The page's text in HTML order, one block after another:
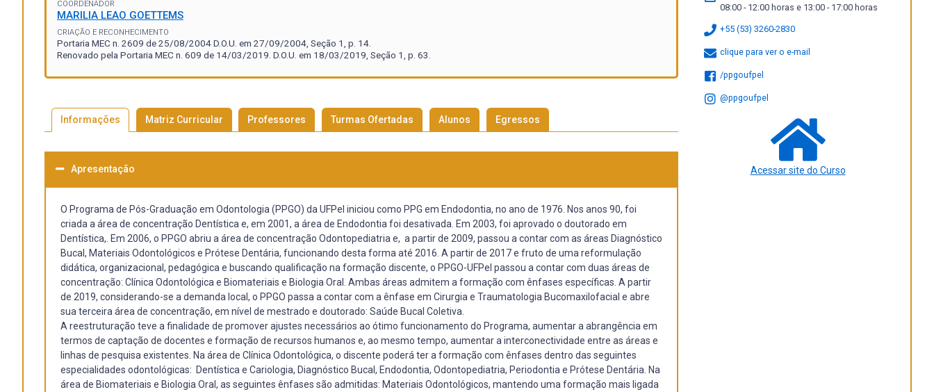
COORDENADOR
MARILIA LEAO GOETTEMS
CRIAÇÃO E RECONHECIMENTO
Portaria MEC n. 2609 de 25/08/2004 D.O.U. em 27/09/2004, Seção 1, p. 14.
Renovado pela Portaria MEC n. 609 de 14/03/2019. D.O.U. em 18/03/2019, Seção 1, p. 63.
Informações Matriz Curricular Professores Turmas Ofertadas Alunos Egressos
Apresentação
O Programa de Pós-Graduação em Odontologia (PPGO) da UFPel iniciou como PPG em Endodontia, no ano de 1976. Nos anos 90, foi
criada a área de concentração Dentística e, em 2001, a área de Endodontia foi desativada. Em 2003, foi aprovado o doutorado em
Dentística,. Em 2006, o PPGO abriu a área de concentração Odontopediatria e, a partir de 2009, passou a contar com as áreas Diagnóstico
Bucal, Materiais Odontológicos e Prótese Dentária, funcionando desta forma até 2016. A partir de 2017 e fruto de uma reformulação
didática, organizacional, pedagógica e buscando qualificação na formação discente, o PPGO-UFPel passou a contar com duas áreas de
concentração: Clínica Odontológica e Biomateriais e Biologia Oral. Ambas áreas admitem a formação com ênfases específicas. A partir
de 2019, considerando-se a demanda local, o PPGO passa a contar com a ênfase em Cirurgia e Traumatologia Bucomaxilofacial e abre
sua terceira área de concentração, em nível de mestrado e doutorado: Saúde Bucal Coletiva.
A reestruturação teve a finalidade de promover ajustes necessários ao ótimo funcionamento do Programa, aumentar a abrangência em
termos de captação de docentes e formação de recursos humanos e, ao mesmo tempo, aumentar a interconectividade entre as áreas e
linhas de pesquisa existentes. Na área de Clínica Odontológica, o discente poderá ter a formação com ênfases dentro das seguintes
especialidades odontológicas: Dentística e Cariologia, Diagnóstico Bucal, Endodontia, Odontopediatria, Periodontia e Prótese Dentária. Na
área de Biomateriais e Biologia Oral, as seguintes ênfases são admitidas: Materiais Odontológicos, mantendo uma formação mais ligada
08:00 - 12:00 horas e 13:00 - 17:00 horas
+55 (53) 3260-2830
clique para ver o e-mail
/ppgoufpel
@ppgoufpel
Acessar site do Curso